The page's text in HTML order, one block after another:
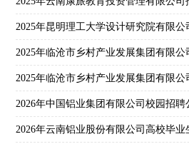
2025年昆明理工大学设计研究院有限公
2025年临沧市乡村产业发展集团有限
2025年临沧市乡村产业发展集团有限
2026年中国铝业集团有限公司校园招聘
2026年云南铝业股份有限公司高校毕业